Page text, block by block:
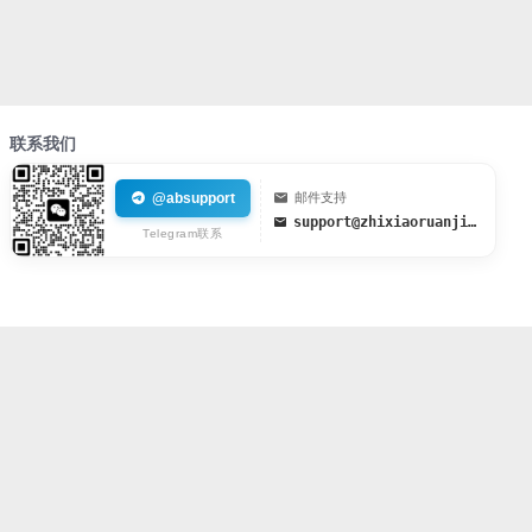
联系我们
@absupport
Telegram联系
邮件支持
support@zhixiaoruanjian.org